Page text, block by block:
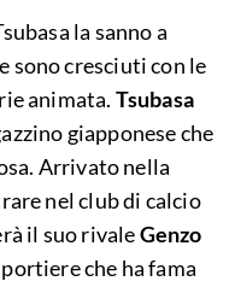
la sanno a
sono cresciuti con le
animata. Tsubasa
giapponese che
Arrivato nella
nel club di calcio
il suo rivaleGenzo
che ha fama